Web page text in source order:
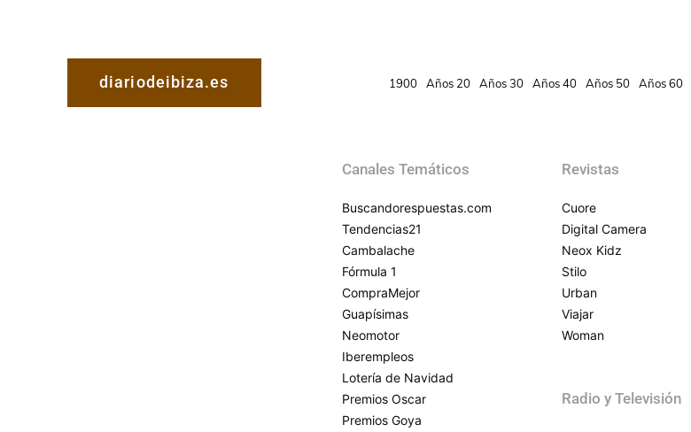
diariodeibiza.es 1900 Años 20 Años 30 Años 40 Años 50 Años 60
Canales Temáticos
Buscandorespuestas.com
Tendencias21
Cambalache
Fórmula 1
CompraMejor
Guapísimas
Neomotor
Iberempleos
Lotería de Navidad
Premios Oscar
Premios Goya
Revistas
Cuore
Digital Camera
Neox Kidz
Stilo
Urban
Viajar
Woman
Radio y Televisión